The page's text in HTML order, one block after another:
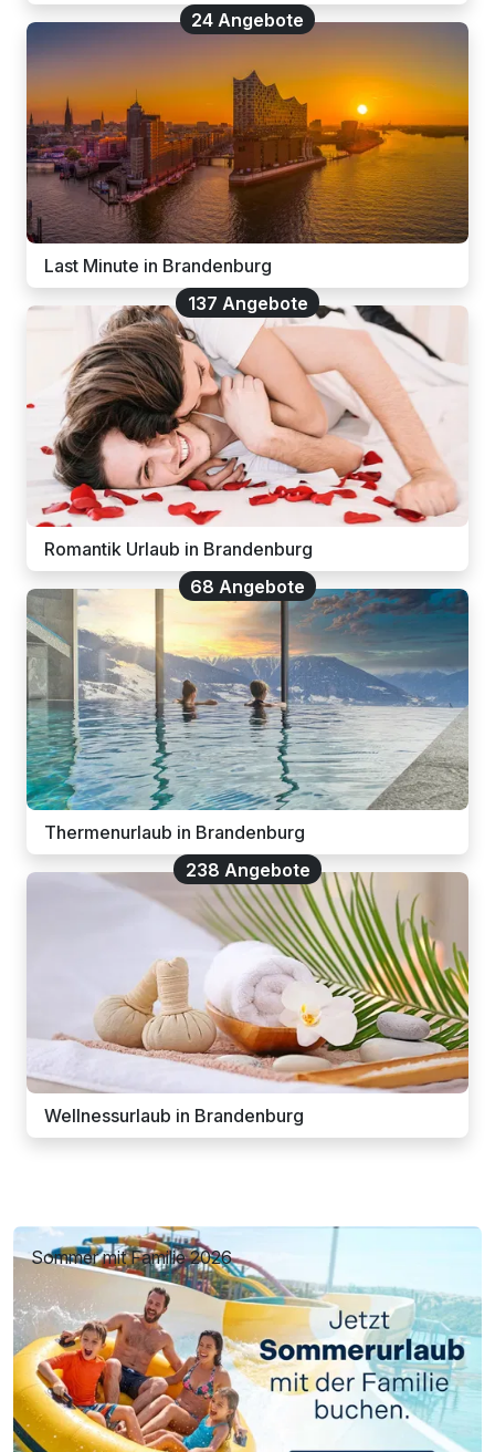
24 Angebote
Last Minute in Brandenburg
137 Angebote
Romantik Urlaub in Brandenburg
68 Angebote
Thermenurlaub in Brandenburg
238 Angebote
Wellnessurlaub in Brandenburg
Sommer mit Familie 2026